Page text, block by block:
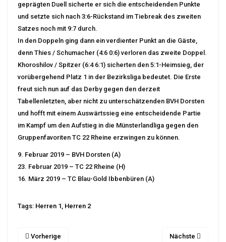
geprägten Duell sicherte er sich die entscheidenden Punkte
und setzte sich nach 3:6-Rückstand im Tiebreak des zweiten
Satzes noch mit 9:7 durch.
In den Doppeln ging dann ein verdienter Punkt an die Gäste,
denn Thies / Schumacher (4:6 0:6) verloren das zweite Doppel.
Khoroshilov / Spitzer (6:4 6:1) sicherten den 5:1-Heimsieg, der
vorübergehend Platz 1 in der Bezirksliga bedeutet. Die Erste
freut sich nun auf das Derby gegen den derzeit
Tabellenletzten, aber nicht zu unterschätzenden BVH Dorsten
und hofft mit einem Auswärtssieg eine entscheidende Partie
im Kampf um den Aufstieg in die Münsterlandliga gegen den
Gruppenfavoriten TC 22 Rheine erzwingen zu können.
9. Februar 2019 – BVH Dorsten (A)
23. Februar 2019 – TC 22 Rheine (H)
16. März 2019 – TC Blau-Gold Ibbenbüren (A)
Tags: Herren 1, Herren 2
Vorherige Nächste